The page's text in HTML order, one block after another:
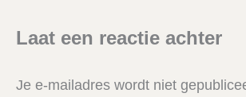
Laat een reactie achter
Je e-mailadres wordt niet